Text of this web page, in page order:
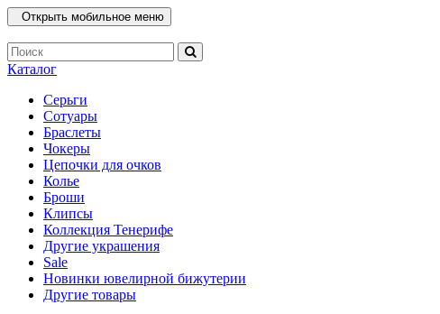
Открыть мобильное меню
Каталог
Серьги
Сотуары
Браслеты
Чокеры
Цепочки для очков
Колье
Броши
Клипсы
Коллекция Тенерифе
Другие украшения
Sale
Новинки ювелирной бижутерии
Другие товары